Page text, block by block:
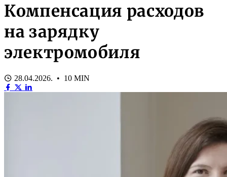
Компенсация расходов
на зарядку
электромобиля
28.04.2026. • 10 MIN